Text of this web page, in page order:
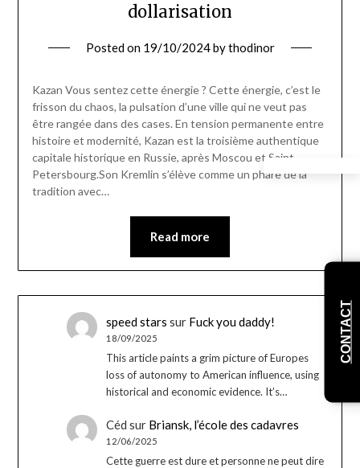
dollarisation
Posted on 19/10/2024bythodinor
Kazan Vous sentez cette énergie ? Cette énergie, c’est le
frisson du chaos, la pulsation d’une ville qui ne veut pas
être rangée dans des cases. En tension permanente entre
histoire et modernité, Kazan est la troisième authentique
capitale historique en Russie, après Moscou et Saint-
Petersbourg.Son Kremlin s’élève comme un phare de la
tradition avec…
Read more
speed stars sur Fuck you daddy!
18/09/2025
This article paints a grim picture of Europes
loss of autonomy to American influence, using
historical and economic evidence. It’s…
Céd sur Briansk, l’école des cadavres
12/06/2025
Cette guerre est dure et personne ne peut dire
CONTACT